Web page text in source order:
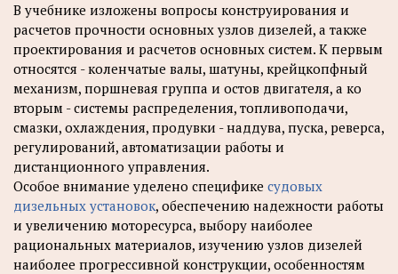
В учебнике изложены вопросы конструирования и
расчетов прочности основных узлов дизелей, а также
проектирования и расчетов основных систем. К первым
относятся - коленчатые валы, шатуны, крейцкопфный
механизм, поршневая группа и остов двигателя, а ко
вторым - системы распределения, топливоподачи,
смазки, охлаждения, продувки - наддува, пуска, реверса,
регулирований, автоматизации работы и
дистанционного управления.
Особое внимание уделено специфике судовых
дизельных установок, обеспечению надежности работы
и увеличению моторесурса, выбору наиболее
рациональных материалов, изучению узлов дизелей
наиболее прогрессивной конструкции, особенностям